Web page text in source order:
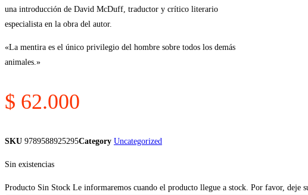
una introducción de David McDuff, traductor y crítico literario
especialista en la obra del autor.
«La mentira es el único privilegio del hombre sobre todos los demás
animales.»
$ 62.000
SKU 9789588925295Category Uncategorized
Sin existencias
Producto Sin Stock Le informaremos cuando el producto llegue a stock. Por favor, deje